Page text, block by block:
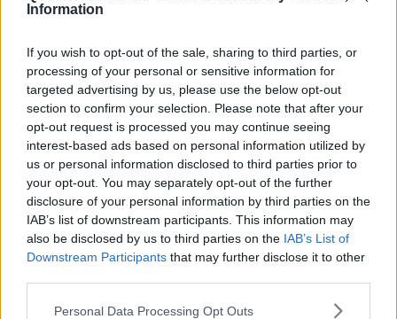
Information
If you wish to opt-out of the sale, sharing to third parties, or
processing of your personal or sensitive information for
targeted advertising by us, please use the below opt-out
section to confirm your selection. Please note that after your
opt-out request is processed you may continue seeing
interest-based ads based on personal information utilized by
us or personal information disclosed to third parties prior to
your opt-out. You may separately opt-out of the further
disclosure of your personal information by third parties on the
IAB’s list of downstream participants. This information may
also be disclosed by us to third parties on the IAB’s List of
Downstream Participants that may further disclose it to other
Personal Data Processing Opt Outs
innovativo simulatore di bici professionale realizzato dalla ditta
sull'Arno in provincia di Firenze.
Acquistato dalla Polizia Municipale – costo totale circa 7 mila euro -
con i soldi provenienti dalle sanzioni del codice della strada.
Un progetto di educazione stradale al quale ha aderito anche
l'Amministrazione Comunale e che a breve verrà introdotto nelle
scuole elementari e medie del territorio.
"L'obiettivo – ha spiegato l'agente di Polizia municipaleEnzo
Provenzanoche seguirà l'intero progetto e che ha partecipato alla
è quello di far capire ai ragazzi i pericoli della strada. Di rispettare in
bicicletta tutte le norme del codice della strada così come le